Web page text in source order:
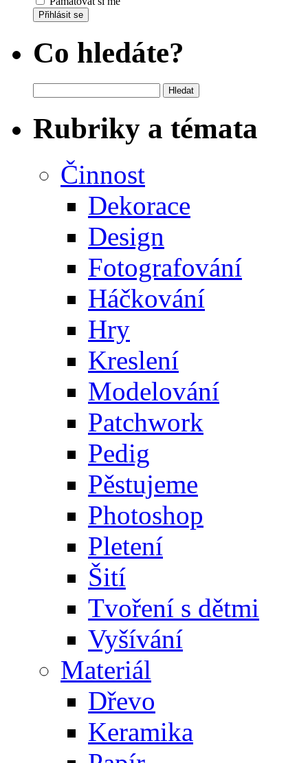
Přihlásit se
Co hledáte?
Rubriky a témata
Činnost
Dekorace
Design
Fotografování
Háčkování
Hry
Kreslení
Modelování
Patchwork
Pedig
Pěstujeme
Photoshop
Pletení
Šití
Tvoření s dětmi
Vyšívání
Materiál
Dřevo
Keramika